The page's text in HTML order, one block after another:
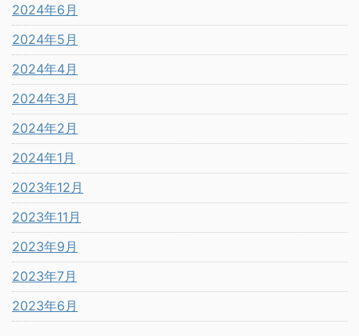
2024年6月
2024年5月
2024年4月
2024年3月
2024年2月
2024年1月
2023年12月
2023年11月
2023年9月
2023年7月
2023年6月